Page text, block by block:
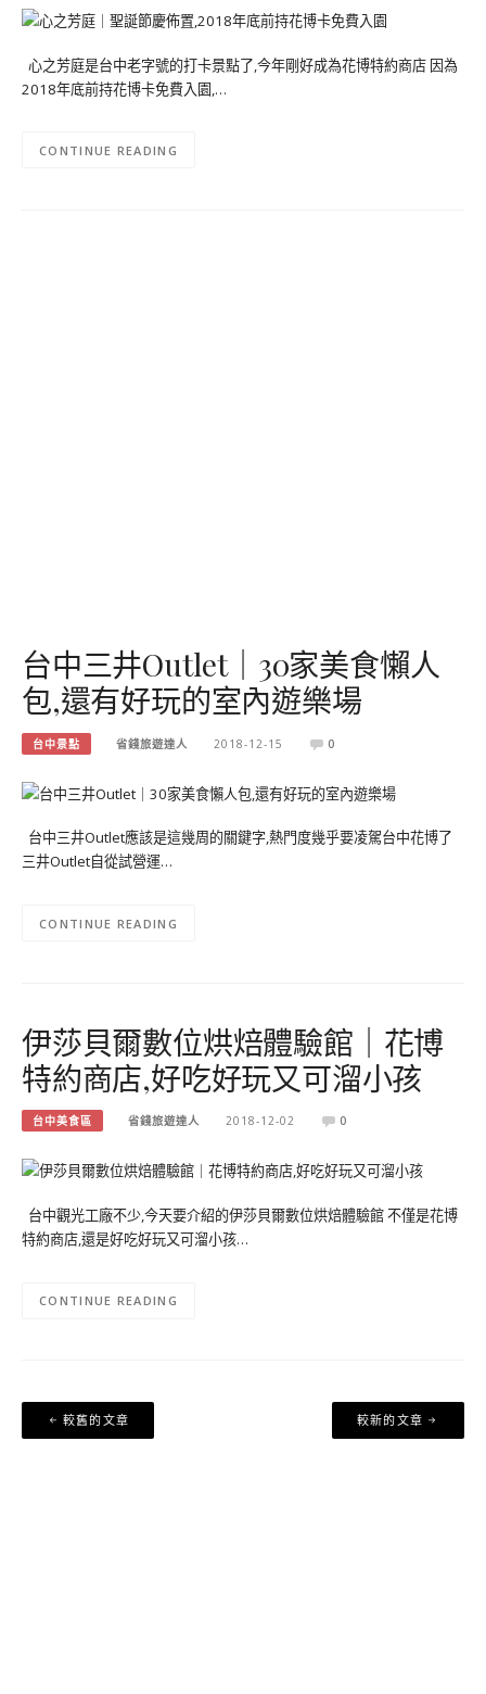
心之芳庭是台中老字號的打卡景點了,今年剛好成為花博特約商店 因為
2018年底前持花博卡免費入園,…
CONTINUE READING
台中三井Outlet｜30家美食懶人
包,還有好玩的室內遊樂場
台中景點 省錢旅遊達人 2018-12-15 0
台中三井Outlet應該是這幾周的關鍵字,熱門度幾乎要凌駕台中花博了
三井Outlet自從試營運…
CONTINUE READING
伊莎貝爾數位烘焙體驗館｜花博
特約商店,好吃好玩又可溜小孩
台中美食區 省錢旅遊達人 2018-12-02 0
台中觀光工廠不少,今天要介紹的伊莎貝爾數位烘焙體驗館 不僅是花博
特約商店,還是好吃好玩又可溜小孩…
CONTINUE READING
文
章
較舊的文章 較新的文章